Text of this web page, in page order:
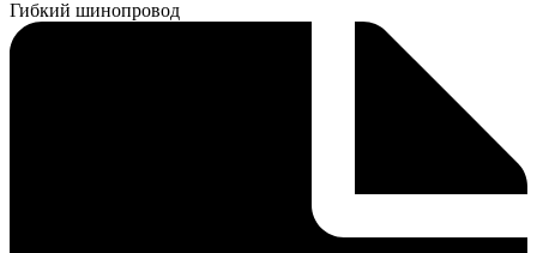
Гибкий шинопровод